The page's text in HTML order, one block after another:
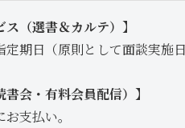
ス（選書＆カルテ）】
期日（原則として面談実施
書会・有料会員配信）】
支払い。